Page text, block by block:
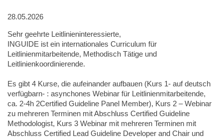
28.05.2026
Sehr geehrte Leitlinieninteressierte,
INGUIDE ist ein internationales Curriculum für
Leitlinienmitarbeitende, Methodisch Tätige und
Leitlinienkoordinierende.
Es gibt 4 Kurse, die aufeinander aufbauen (Kurs 1- auf deutsch
verfügbarn- : asynchones Webinar für Leitlinienmitarbeitende,
ca. 2-4h 2Certified Guideline Panel Member), Kurs 2 – Webinar
zu mehreren Terminen mit Abschluss Certified Guideline
Methodologist, Kurs 3 Webinar mit mehreren Terminen mit
Abschluss Certified Lead Guideline Developer and Chair und